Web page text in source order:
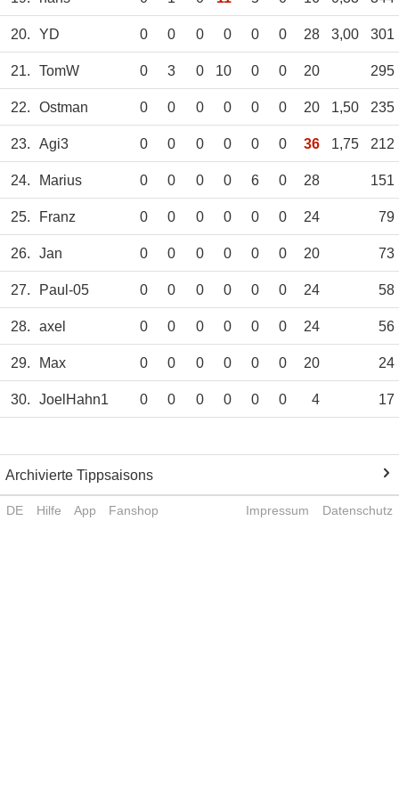
20. YD 0 0 0 0 0 0 28 3,00 301
21. TomW 0 3 0 10 0 0 20 295
22. Ostman 0 0 0 0 0 0 20 1,50 235
23. Agi3 0 0 0 0 0 0 36 1,75 212
24. Marius 0 0 0 0 6 0 28 151
25. Franz 0 0 0 0 0 0 24 79
26. Jan 0 0 0 0 0 0 20 73
27. Paul-05 0 0 0 0 0 0 24 58
28. axel 0 0 0 0 0 0 24 56
29. Max 0 0 0 0 0 0 20 24
30. JoelHahn1 0 0 0 0 0 0 4 17
Archivierte Tippsaisons
DE Hilfe App Fanshop Impressum Datenschutz